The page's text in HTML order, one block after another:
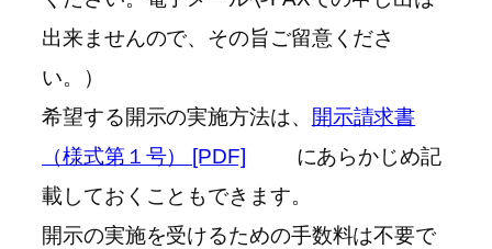
出来ませんので、その旨ご留意くださ
い。）
希望する開示の実施方法は、
開示請求書
（様式第１号） [PDF]
にあらかじめ記
載しておくこともできます。
開示の実施を受けるための手数料は不要で